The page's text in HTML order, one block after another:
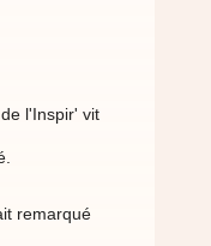
l'Inspir' vit
remarqué